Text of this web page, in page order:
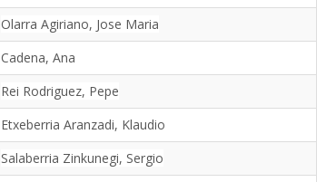
Olarra Agiriano, Jose Maria
Cadena, Ana
Rei Rodriguez, Pepe
Etxeberria Aranzadi, Klaudio
Salaberria Zinkunegi, Sergio